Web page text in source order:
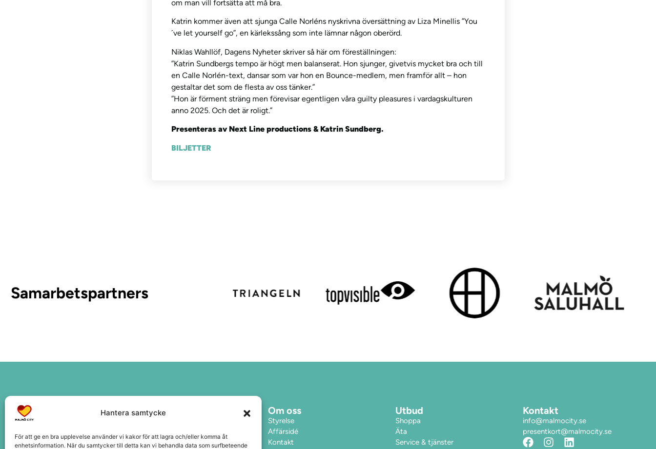
Hantera samtycke
För att ge en bra upplevelse använder vi kakor för att lagra och/eller komma åt
enhetsinformation. När du samtycker till detta kan vi behandla data som surfbeteende
om man vill fortsätta att må bra.
Katrin kommer även att sjunga Calle Norléns nyskrivna översättning av Liza Minellis ”You
´ve let yourself go”, en kärlekssång som inte lämnar någon oberörd.
Niklas Wahllöf, Dagens Nyheter skriver så här om föreställningen:
”Katrin Sundbergs tempo är högt men balanserat. Hon sjunger, givetvis mycket bra och till
en Calle Norlén-text, dansar som var hon en Bounce-medlem, men framför allt – hon
gestaltar det som de flesta av oss tänker.”
”Hon är förment sträng men förevisar egentligen våra guilty pleasures i vardagskulturen
anno 2025. Och det är roligt.”
Presenteras av Next Line productions & Katrin Sundberg.
BILJETTER
Samarbetspartners
Sidor
Om oss
Om oss
Styrelse
Affärsidé
Kontakt
Utbud
Shoppa
Äta
Service & tjänster
Kontakt
info@malmocity.se
presentkort@malmocity.se